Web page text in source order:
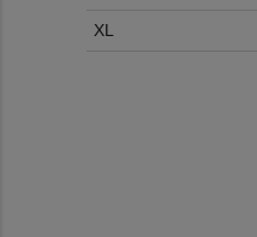
XL